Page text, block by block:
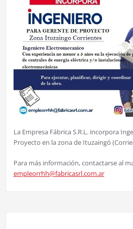
La Empresa Fábrica S.R.L. incorpora
Proyecto en la zona de Ituzaingó
Para más información, contactarse al
empleorrhh@fabricasrl.com.ar